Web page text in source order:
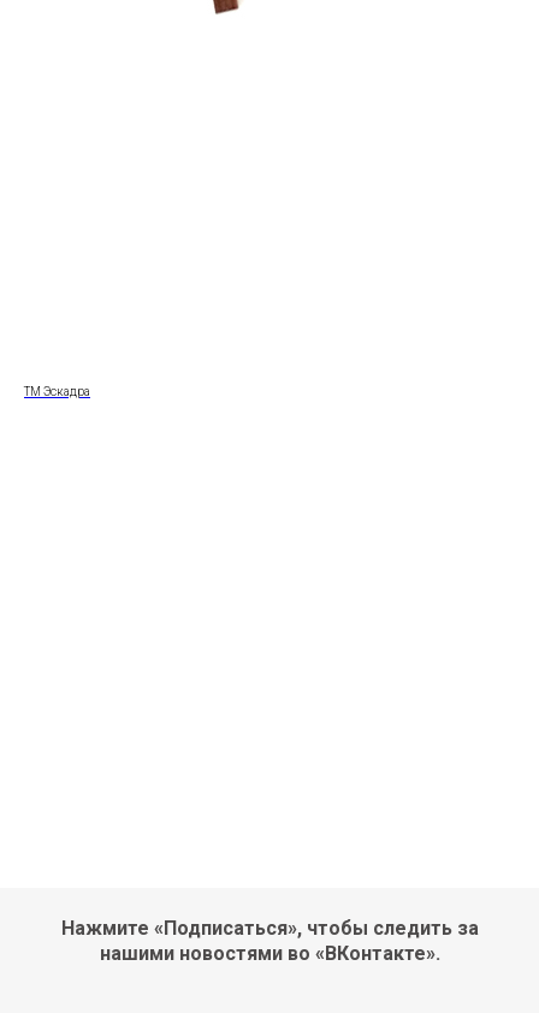
ТМ Эскадра
Нажмите «Подписаться», чтобы следить за
нашими новостями во «ВКонтакте».